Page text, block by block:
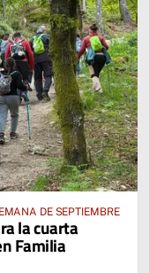
DE SEPTIEMBRE
la cuarta
Familia